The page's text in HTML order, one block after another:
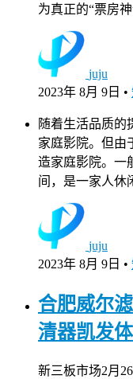
为真正的“票房
juju
2023年 8月 9日 •
随着生活品质的
家庭影院。但由
造家庭影院。一
间，是一家人
juju
2023年 8月 9日 •
合肥威尔
清器凯发
新三板市场2月